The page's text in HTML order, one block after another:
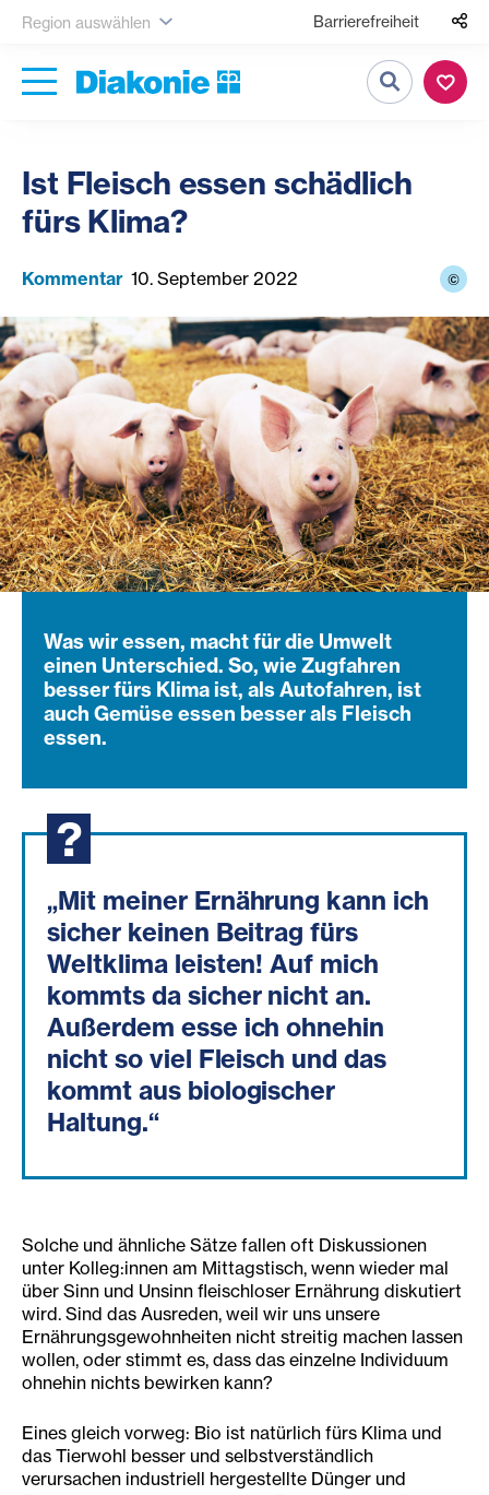
Region auswählen Barrierefreiheit
Suche
Ist Fleisch essen schädlich
fürs Klima?
Kommentar 10. September 2022 ©
Was wir essen, macht für die Umwelt
einen Unterschied. So, wie Zugfahren
besser fürs Klima ist, als Autofahren, ist
auch Gemüse essen besser als Fleisch
essen.
„Mit meiner Ernährung kann ich
sicher keinen Beitrag fürs
Weltklima leisten! Auf mich
kommts da sicher nicht an.
Außerdem esse ich ohnehin
nicht so viel Fleisch und das
kommt aus biologischer
Haltung.“
Solche und ähnliche Sätze fallen oft Diskussionen
unter Kolleg:innen am Mittagstisch, wenn wieder mal
über Sinn und Unsinn fleischloser Ernährung diskutiert
wird. Sind das Ausreden, weil wir uns unsere
Ernährungsgewohnheiten nicht streitig machen lassen
wollen, oder stimmt es, dass das einzelne Individuum
ohnehin nichts bewirken kann?
Eines gleich vorweg: Bio ist natürlich fürs Klima und
das Tierwohl besser und selbstverständlich
verursachen industriell hergestellte Dünger und